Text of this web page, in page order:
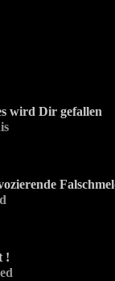
wird Dir gefallen
!